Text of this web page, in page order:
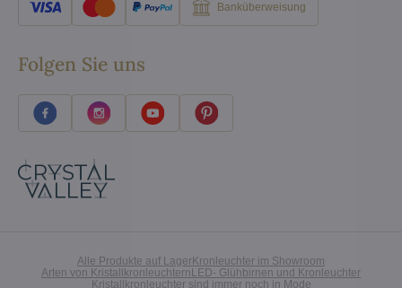
Banküberweisung
Folgen Sie uns
Alle Produkte auf LagerKronleuchter im Showroom
Arten von KristallkronleuchternLED- Glühbirnen und Kronleuchter
Kristallkronleuchter sind immer noch in Mode